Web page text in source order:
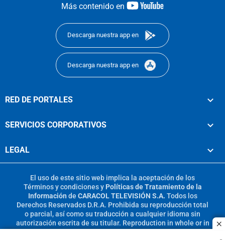
Más contenido en
youtube-
Descarga nuestra app en
Descarga nuestra app en
RED DE PORTALES
SERVICIOS CORPORATIVOS
LEGAL
El uso de este sitio web implica la aceptación de los
Términos y condicionesy Políticas de Tratamiento de la
Información de CARACOL TELEVISIÓN S.A. Todos los
Derechos Reservados D.R.A. Prohibida su reproducción total
o parcial, así como su traducción a cualquier idioma sin
autorización escrita de su titular. Reproduction in whole or in